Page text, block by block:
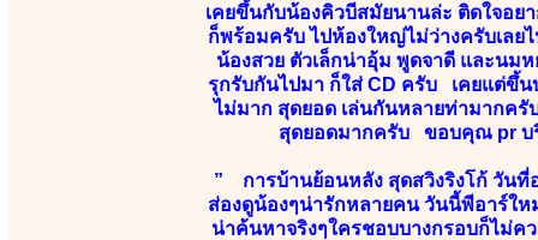
เคยขึ้นกับน้องคิวบีสมัยนานล่ะ ติดใจอย
ก็พร้อมครับ ไปห้องใหญ่ไม่ว่างครับเลย
น้องสวย ตัวเล็กน่าอุ้ม พูดจาดี และนม
รุกรับกันไปมา ก็ใส่ CD ครับ เคยแต่ขึ้
ไม่มาก สุดยอด เล่นกันหลายท่ามากค
สุดยอดมากครับ ขอบคุณ pr บ
” การบ้านย้อนหลัง สุดสวิงริงโก้ วันที่
ส่องดูน้องๆน่ารักหลายคน วันนี้พีอาร์ให
น่าค้นหาจริงๆใครชอบบางกรอบก็ไม่ค